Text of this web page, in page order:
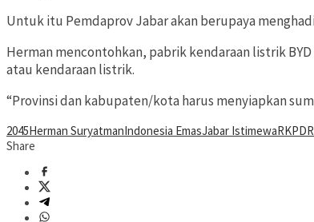
Untuk itu Pemdaprov Jabar akan berupaya
Herman mencontohkan, pabrik kendaraan listrik
atau kendaraan listrik.
“Provinsi dan kabupaten/kota harus menyiapkan
2045Herman SuryatmanIndonesia EmasJabar IstimewaRKPD
Share